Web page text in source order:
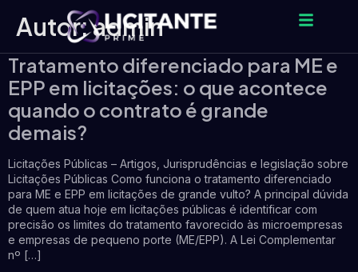
Autor:admin
Tratamento diferenciado para ME e
EPP em licitações: o que acontece
quando o contrato é grande
demais?
Licitações Públicas – Artigos, Jurisprudências e legislação sobre
Licitações Públicas Como funciona o tratamento diferenciado
para ME e EPP em licitações de grande vulto? A principal dúvida
de quem atua hoje em licitações públicas é identificar com
precisão os limites do tratamento favorecido às microempresas
e empresas de pequeno porte (ME/EPP). A Lei Complementar
nº […]